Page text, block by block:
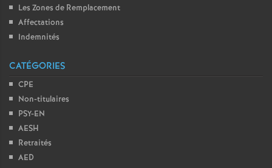
Les Zones de Remplacement
Affectations
Indemnités
CATÉGORIES
CPE
Non-titulaires
PSY-EN
AESH
Retraités
AED